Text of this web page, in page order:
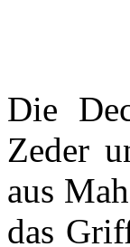
Die
Zeder
aus
das